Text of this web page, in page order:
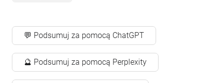
💬 Podsumuj za pomocą ChatGPT
🔮 Podsumuj za pomocą Perplexity